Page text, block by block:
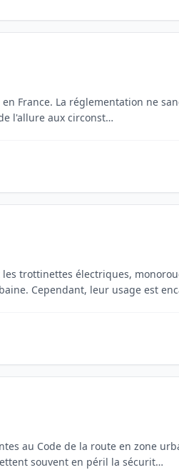
France. La réglementation ne
l'allure aux circonst…
trottinettes électriques,
Cependant, leur usage est
au Code de la route en zone
souvent en péril la sécurit…